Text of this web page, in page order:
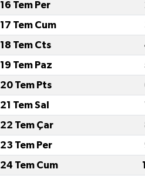
16 Tem Per
17 Tem Cum
18 Tem Cts
19 Tem Paz
20 Tem Pts
21 Tem Sal
22 Tem Çar
23 Tem Per
24 Tem Cum